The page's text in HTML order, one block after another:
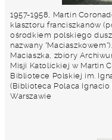
1957-1958, Martin
klasztoru franciszkanów
ośrodkiem polskiego
nazwany
Maciaszka, zbiory
Misji Katolickiej w Martin
Bibliotece Polskiej im.
(Biblioteca Polaca Ignacio
Warszawie